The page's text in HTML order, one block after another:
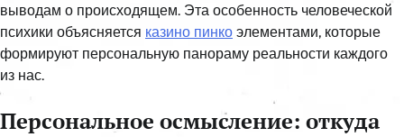
выводам о происходящем. Эта особенность человеческой
психики объясняется казино пинко элементами, которые
формируют персональную панораму реальности каждого
из нас.
Персональное осмысление: откуда